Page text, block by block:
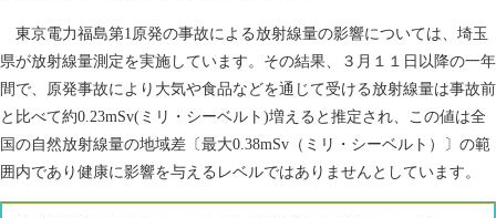
東京電力福島第1原発の事故による放射線量の影響については、埼玉
県が放射線量測定を実施しています。その結果、３月１１日以降の一年
間で、原発事故により大気や食品などを通じて受ける放射線量は事故前
と比べて約0.23mSv(ミリ・シーベルト)増えると推定され、この値は全
国の自然放射線量の地域差〔最大0.38mSv（ミリ・シーベルト）〕の範
囲内であり健康に影響を与えるレベルではありませんとしています。